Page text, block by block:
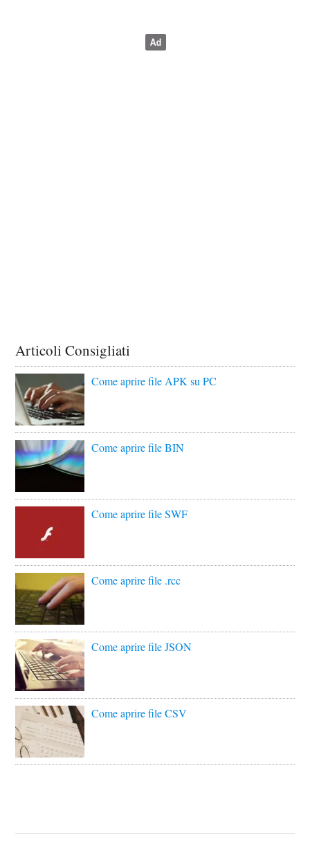
Articoli Consigliati
Come aprire file APK su PC
Come aprire file BIN
Come aprire file SWF
Come aprire file .rcc
Come aprire file JSON
Come aprire file CSV